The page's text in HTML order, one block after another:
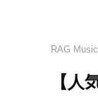
RAG
【